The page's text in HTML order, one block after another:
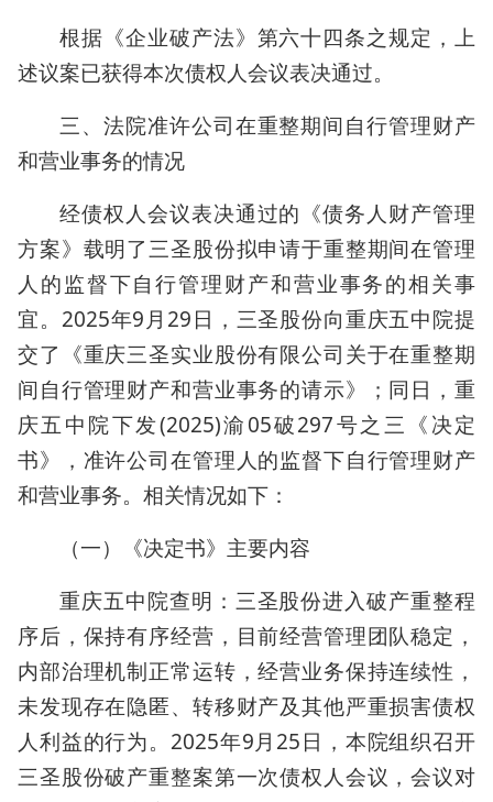
根据《企业破产法》第六十四条之规定，上
述议案已获得本次债权人会议表决通过。
三、法院准许公司在重整期间自行管理财产
和营业事务的情况
经债权人会议表决通过的《债务人财产管理
方案》载明了三圣股份拟申请于重整期间在管理
人的监督下自行管理财产和营业事务的相关事
宜。2025年9月29日，三圣股份向重庆五中院提
交了《重庆三圣实业股份有限公司关于在重整期
间自行管理财产和营业事务的请示》；同日，重
庆五中院下发(2025)渝05破297号之三《决定
书》，准许公司在管理人的监督下自行管理财产
和营业事务。相关情况如下：
（一）《决定书》主要内容
重庆五中院查明：三圣股份进入破产重整程
序后，保持有序经营，目前经营管理团队稳定，
内部治理机制正常运转，经营业务保持连续性，
未发现存在隐匿、转移财产及其他严重损害债权
人利益的行为。2025年9月25日，本院组织召开
三圣股份破产重整案第一次债权人会议，会议对